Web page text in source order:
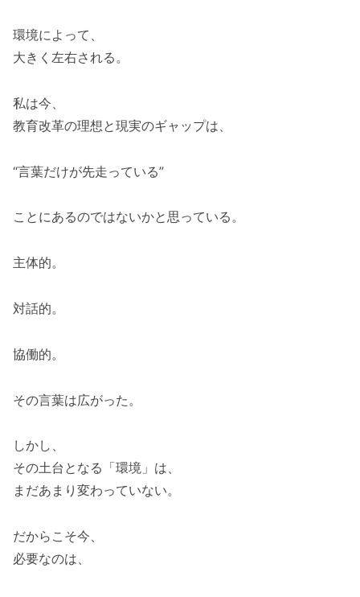
環境によって、
大きく左右される。
私は今、
教育改革の理想と現実のギャップは、
“言葉だけが先走っている”
ことにあるのではないかと思っている。
主体的。
対話的。
協働的。
その言葉は広がった。
しかし、
その土台となる「環境」は、
まだあまり変わっていない。
だからこそ今、
必要なのは、